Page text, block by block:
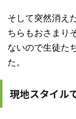
そして突然消え
ちらもおさまり
ないので生徒た
た。
現地スタイル